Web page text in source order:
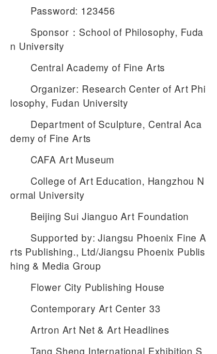
Password: 123456
Sponsor：School of Philosophy, Fuda
n University
Central Academy of Fine Arts
Organizer: Research Center of Art Phi
losophy, Fudan University
Department of Sculpture, Central Aca
demy of Fine Arts
CAFA Art Museum
College of Art Education, Hangzhou N
ormal University
Beijing Sui Jianguo Art Foundation
Supported by: Jiangsu Phoenix Fine A
rts Publishing., Ltd/Jiangsu Phoenix Publis
hing & Media Group
Flower City Publishing House
Contemporary Art Center 33
Artron Art Net & Art Headlines
Tang Sheng International Exhibition S